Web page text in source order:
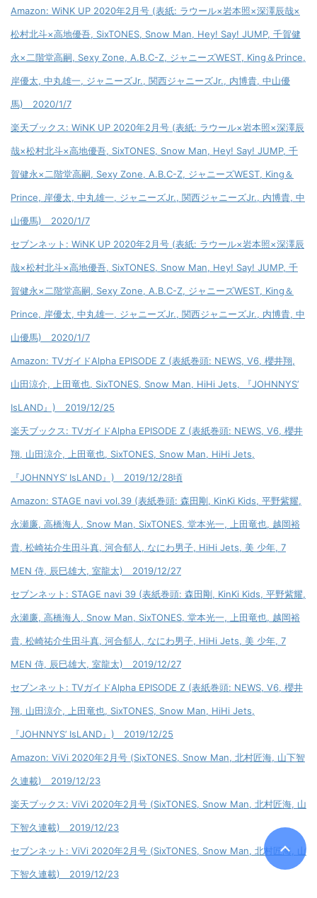
Amazon: WiNK UP 2020年2月号 (表紙: ラウール×岩本照×深澤辰哉×
松村北斗×高地優吾, SixTONES, Snow Man, Hey! Say! JUMP, 千賀健
永×二階堂高嗣, Sexy Zone, A.B.C-Z, ジャニーズWEST, King＆Prince,
岸優太, 中丸雄一, ジャニーズJr., 関西ジャニーズJr., 内博貴, 中山優
馬) 2020/1/7
楽天ブックス: WiNK UP 2020年2月号 (表紙: ラウール×岩本照×深澤辰
哉×松村北斗×高地優吾, SixTONES, Snow Man, Hey! Say! JUMP, 千
賀健永×二階堂高嗣, Sexy Zone, A.B.C-Z, ジャニーズWEST, King＆
Prince, 岸優太, 中丸雄一, ジャニーズJr., 関西ジャニーズJr., 内博貴, 中
山優馬) 2020/1/7
セブンネット: WiNK UP 2020年2月号 (表紙: ラウール×岩本照×深澤辰
哉×松村北斗×高地優吾, SixTONES, Snow Man, Hey! Say! JUMP, 千
賀健永×二階堂高嗣, Sexy Zone, A.B.C-Z, ジャニーズWEST, King＆
Prince, 岸優太, 中丸雄一, ジャニーズJr., 関西ジャニーズJr., 内博貴, 中
山優馬) 2020/1/7
Amazon: TVガイドAlpha EPISODE Z (表紙巻頭: NEWS, V6, 櫻井翔,
山田涼介, 上田竜也, SixTONES, Snow Man, HiHi Jets, 『JOHNNYS’
IsLAND』) 2019/12/25
楽天ブックス: TVガイドAlpha EPISODE Z (表紙巻頭: NEWS, V6, 櫻井
翔, 山田涼介, 上田竜也, SixTONES, Snow Man, HiHi Jets,
『JOHNNYS’ IsLAND』) 2019/12/28頃
Amazon: STAGE navi vol.39 (表紙巻頭: 森田剛, KinKi Kids, 平野紫耀,
永瀬廉, 高橋海人, Snow Man, SixTONES, 堂本光一, 上田竜也, 越岡裕
貴, 松崎祐介生田斗真, 河合郁人, なにわ男子, HiHi Jets, 美 少年, 7
MEN 侍, 辰巳雄大, 室龍太) 2019/12/27
セブンネット: STAGE navi 39 (表紙巻頭: 森田剛, KinKi Kids, 平野紫耀,
永瀬廉, 高橋海人, Snow Man, SixTONES, 堂本光一, 上田竜也, 越岡裕
貴, 松崎祐介生田斗真, 河合郁人, なにわ男子, HiHi Jets, 美 少年, 7
MEN 侍, 辰巳雄大, 室龍太) 2019/12/27
セブンネット: TVガイドAlpha EPISODE Z (表紙巻頭: NEWS, V6, 櫻井
翔, 山田涼介, 上田竜也, SixTONES, Snow Man, HiHi Jets,
『JOHNNYS’ IsLAND』) 2019/12/25
Amazon: ViVi 2020年2月号 (SixTONES, Snow Man, 北村匠海, 山下智
久連載) 2019/12/23
楽天ブックス: ViVi 2020年2月号 (SixTONES, Snow Man, 北村匠海, 山
下智久連載) 2019/12/23
セブンネット: ViVi 2020年2月号 (SixTONES, Snow Man, 北村匠海, 山
下智久連載) 2019/12/23